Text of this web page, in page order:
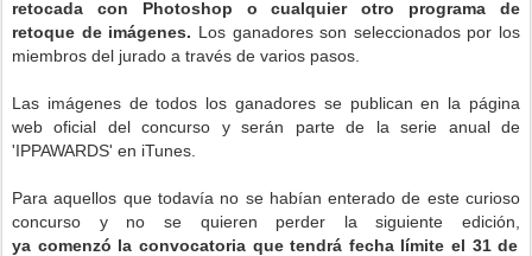
retocada con Photoshop o cualquier otro programa de
retoque de imágenes. Los ganadores son seleccionados por los
miembros del jurado a través de varios pasos.
Las imágenes de todos los ganadores se publican en la página
web oficial del concurso y serán parte de la serie anual de
'IPPAWARDS' en iTunes.
Para aquellos que todavía no se habían enterado de este curioso
concurso y no se quieren perder la siguiente edición,
ya comenzó la convocatoria que tendrá fecha límiteel 31 de